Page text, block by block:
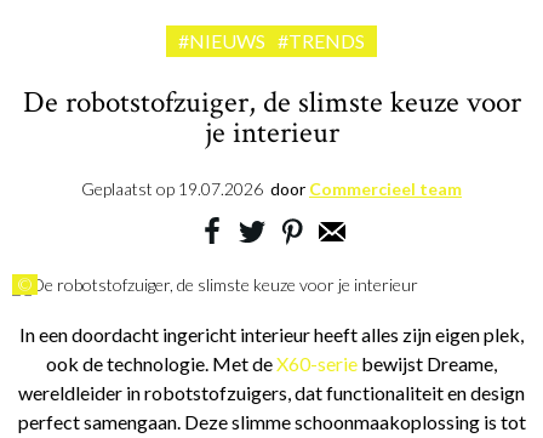
#NIEUWS #TRENDS
De robotstofzuiger, de slimste keuze voor
je interieur
Geplaatst op 19.07.2026 door Commercieel team
©
In een doordacht ingericht interieur heeft alles zijn eigen plek,
ook de technologie. Met deX60-serie bewijst Dreame,
wereldleider in robotstofzuigers, dat functionaliteit en design
perfect samengaan. Deze slimme schoonmaakoplossing is tot